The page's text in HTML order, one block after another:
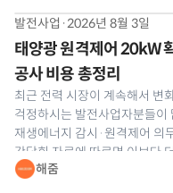
발전사업 ·2026년 8월 3일
태양광 원격제어 20kW
공사 비용 총정리
최근 전력 시장이 계속해서 변
걱정하시는 발전사업자분들이
재생에너지 감시·원격제어 의
간담회 자료에 따르면 이보다
나와 발전사업자분들의 이목이
해줌